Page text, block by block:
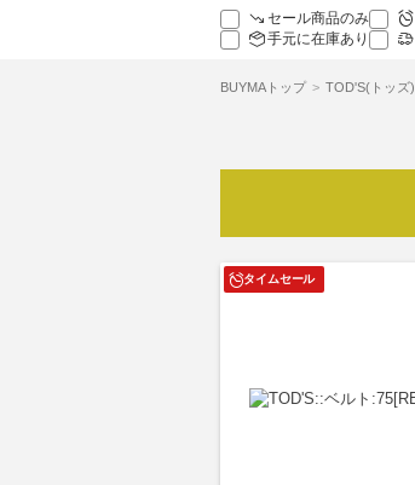
セール商品のみ
手元に在庫あり
BUYMAトップ TOD'S(トッズ)
タイムセール